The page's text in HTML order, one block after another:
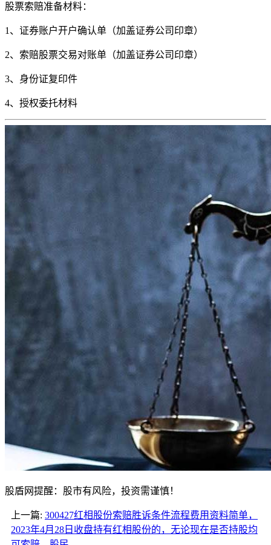
股票索赔准备材料：
1、证券账户开户确认单（加盖证券公司印章）
2、索赔股票交易对账单（加盖证券公司印章）
3、身份证复印件
4、授权委托材料
股盾网提醒：股市有风险，投资需谨慎！
上一篇: 300427红相股份索赔胜诉条件流程费用资料简单，
2023年4月28日收盘持有红相股份的，无论现在是否持股均